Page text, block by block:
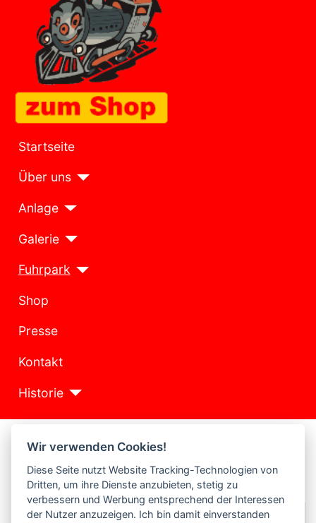
Startseite
Über uns
Anlage
Galerie
Fuhrpark
Shop
Presse
Kontakt
Historie
Busse Car System
Anzeige #
Titel
Brekina (161506) MB O 317 (1)
Wir verwenden Cookies!
Diese Seite nutzt Website Tracking-Technologien von
Dritten, um ihre Dienste anzubieten, stetig zu
verbessern und Werbung entsprechend der Interessen
der Nutzer anzuzeigen. Ich bin damit einverstanden